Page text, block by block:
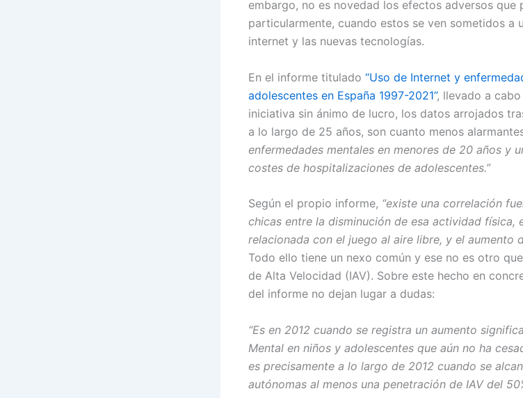
embargo, no es novedad los efectos adversos que
particularmente, cuando estos se ven sometidos a
internet y las nuevas tecnologías.
En el informe titulado “Uso de Internet y
adolescentes en España 1997-2021”, llevado a
iniciativa sin ánimo de lucro, los datos arrojados
a lo largo de 25 años, son cuanto menos
enfermedades mentales en menores de 20 años y
costes de hospitalizaciones de adolescentes.”
Según el propio informe, “existe una correlación
chicas entre la disminución de esa actividad física,
relacionada con el juego al aire libre, y el aumento
Todo ello tiene un nexo común y ese no es otro
de Alta Velocidad (IAV). Sobre este hecho en
del informe no dejan lugar a dudas:
“Es en 2012 cuando se registra un aumento
Mental en niños y adolescentes que aún no ha
es precisamente a lo largo de 2012 cuando se
autónomas al menos una penetración de IAV del